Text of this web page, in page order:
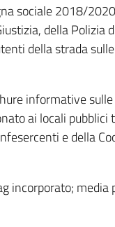
sociale 2018/
della Polizia
della strada
informative
ai locali
e della
incorporato;